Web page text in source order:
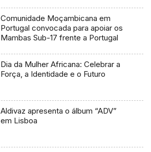
Comunidade Moçambicana em
Portugal convocada para apoiar os
Mambas Sub-17 frente a Portugal
Dia da Mulher Africana: Celebrar a
Força, a Identidade e o Futuro
Aldivaz apresenta o álbum “ADV”
em Lisboa